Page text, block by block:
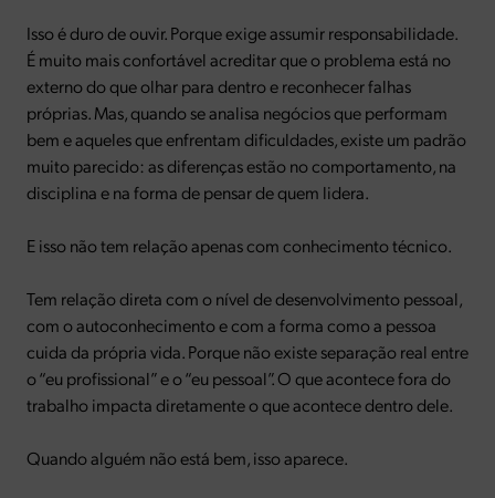
Isso é duro de ouvir. Porque exige assumir responsabilidade.
É muito mais confortável acreditar que o problema está no
externo do que olhar para dentro e reconhecer falhas
próprias. Mas, quando se analisa negócios que performam
bem e aqueles que enfrentam dificuldades, existe um padrão
muito parecido: as diferenças estão no comportamento, na
disciplina e na forma de pensar de quem lidera.
E isso não tem relação apenas com conhecimento técnico.
Tem relação direta com o nível de desenvolvimento pessoal,
com o autoconhecimento e com a forma como a pessoa
cuida da própria vida. Porque não existe separação real entre
o “eu profissional” e o “eu pessoal”. O que acontece fora do
trabalho impacta diretamente o que acontece dentro dele.
Quando alguém não está bem, isso aparece.